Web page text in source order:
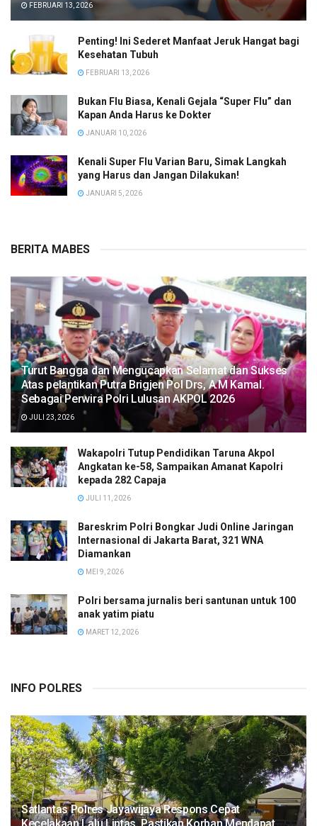
FEBRUARI 13, 2026
Penting! Ini Sederet Manfaat Jeruk Hangat bagi
Kesehatan Tubuh
FEBRUARI 13, 2026
Bukan Flu Biasa, Kenali Gejala “Super Flu” dan
Kapan Anda Harus ke Dokter
JANUARI 10, 2026
Kenali Super Flu Varian Baru, Simak Langkah
yang Harus dan Jangan Dilakukan!
JANUARI 5, 2026
BERITA MABES
Turut Bangga dan Mengucapkan Selamat dan Sukses
Atas pelantikan Putra Brigjen Pol Drs, A.M Kamal.
Sebagai Perwira Polri Lulusan AKPOL 2026
JULI 23, 2026
Wakapolri Tutup Pendidikan Taruna Akpol
Angkatan ke-58, Sampaikan Amanat Kapolri
kepada 282 Capaja
JULI 11, 2026
Bareskrim Polri Bongkar Judi Online Jaringan
Internasional di Jakarta Barat, 321 WNA
Diamankan
MEI 9, 2026
Polri bersama jurnalis beri santunan untuk 100
anak yatim piatu
MARET 12, 2026
INFO POLRES
Satlantas Polres Jayawijaya Respons Cepat